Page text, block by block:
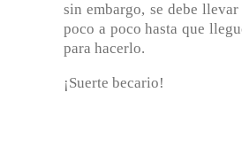
sin embargo, se debe
poco a poco hasta que
para hacerlo.
¡Suerte becario!